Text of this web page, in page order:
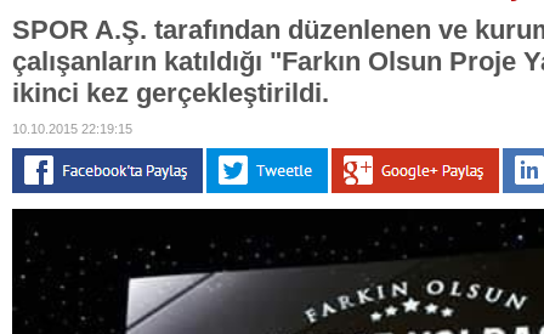
SPOR A.Ş. tarafından düzenlenen ve
çalışanların katıldığı "Farkın Olsun Proje
ikinci kez gerçekleştirildi.
10.10.2015 22:19:15